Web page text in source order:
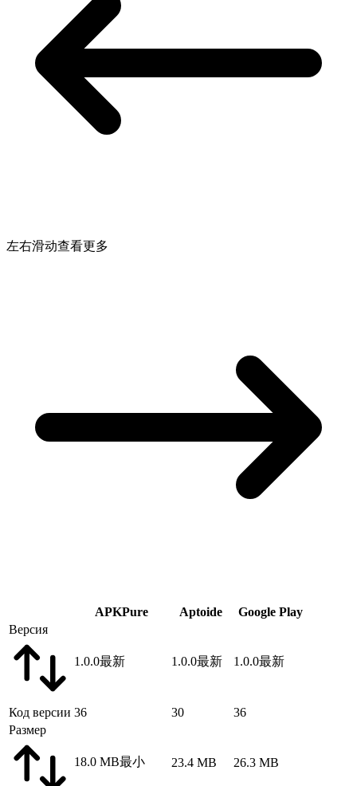
左右滑动查看更多
APKPure Aptoide
Google Play
Версия
1.0.0最新 1.0.0最新 1.0.0最新
Код версии 36 30
36
Размер
18.0 MB最小 23.4 MB 26.3 MB